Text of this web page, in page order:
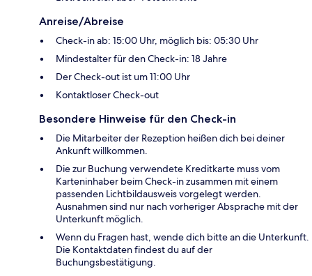
Anreise/Abreise
Check-in ab: 15:00 Uhr, möglich bis: 05:30 Uhr
Mindestalter für den Check-in: 18 Jahre
Der Check-out ist um 11:00 Uhr
Kontaktloser Check-out
Besondere Hinweise für den Check-in
Die Mitarbeiter der Rezeption heißen dich bei deiner
Ankunft willkommen.
Die zur Buchung verwendete Kreditkarte muss vom
Karteninhaber beim Check-in zusammen mit einem
passenden Lichtbildausweis vorgelegt werden.
Ausnahmen sind nur nach vorheriger Absprache mit der
Unterkunft möglich.
Wenn du Fragen hast, wende dich bitte an die Unterkunft.
Die Kontaktdaten findest du auf der
Buchungsbestätigung.